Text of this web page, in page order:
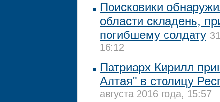
Поисковики
области складень,
погибшему солдату
16:12
Патриарх Кирилл
Алтая" в столицу
августа 2016 года, 15:57